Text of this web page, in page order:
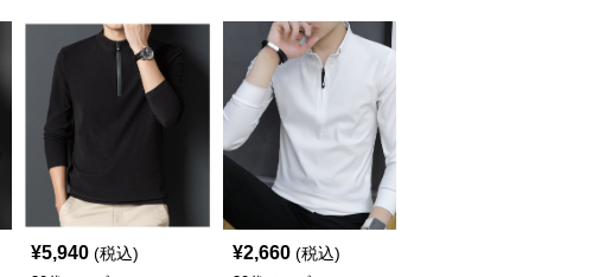
¥5,940 (税込) ¥2,660 (税込)